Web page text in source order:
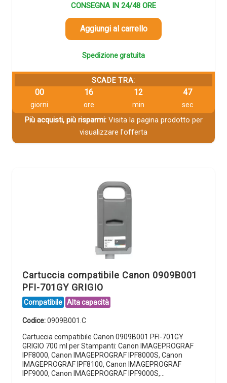
CONSEGNA IN 24/48 ORE
Aggiungi al carrello
Spedizione gratuita
SCADE TRA:
00
giorni
16
ore
12
min
46
sec
Più acquisti, più risparmi:Visita la pagina prodotto per
visualizzare l'offerta
Cartuccia compatibile Canon 0909B001
PFI-701GY GRIGIO
Compatibile Alta capacità
Codice:0909B001.C
Cartuccia compatibile Canon 0909B001 PFI-701GY
GRIGIO 700 ml per Stampanti: Canon IMAGEPROGRAF
IPF8000, Canon IMAGEPROGRAF IPF8000S, Canon
IMAGEPROGRAF IPF8100, Canon IMAGEPROGRAF
IPF9000, Canon IMAGEPROGRAF IPF9000S,…